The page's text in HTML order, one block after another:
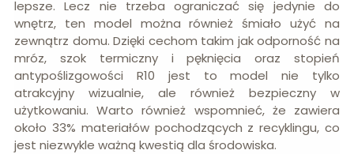
lepsze. Lecz nie trzeba ograniczać się jedynie do
wnętrz, ten model można również śmiało użyć na
zewnątrz domu. Dzięki cechom takim jak odporność na
mróz, szok termiczny i pęknięcia oraz stopień
antypoślizgowości R10 jest to model nie tylko
atrakcyjny wizualnie, ale również bezpieczny w
użytkowaniu. Warto również wspomnieć, że zawiera
około 33% materiałów pochodzących z recyklingu, co
jest niezwykle ważną kwestią dla środowiska.